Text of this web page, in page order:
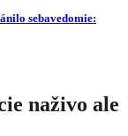
sebavedomie:
naživo ale